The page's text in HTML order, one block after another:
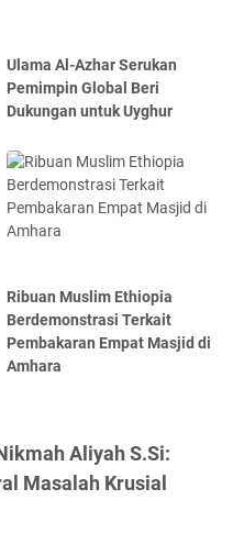
Ulama Al-Azhar Serukan
Pemimpin Global Beri
Dukungan untuk Uyghur
Ribuan Muslim Ethiopia
Berdemonstrasi Terkait
Pembakaran Empat Masjid di
Amhara
Aliyah S.Si:
Masalah Krusial